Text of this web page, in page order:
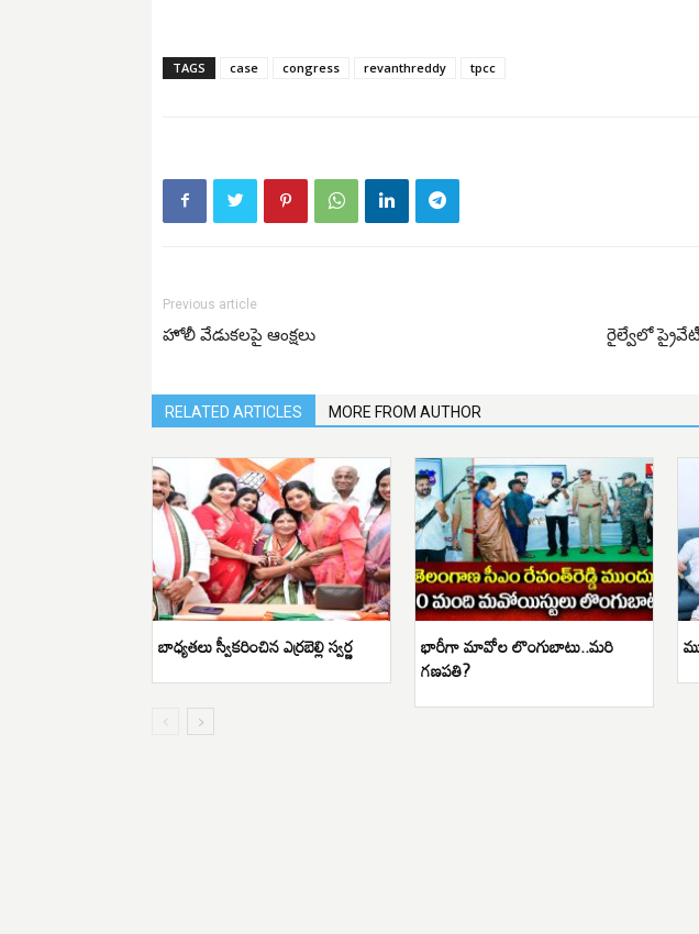
TAGS case congress revanthreddy tpcc
Previous article
హోలీ వేడుకలపై ఆంక్షలు రైల్వేలో
RELATED ARTICLES MORE FROM AUTHOR
బాధ్యతలు స్వీకరించిన ఎర్రబెల్లి స్వర్ణ భారీగా మావోల లొంగుబాటు..మరి
గణపతి?